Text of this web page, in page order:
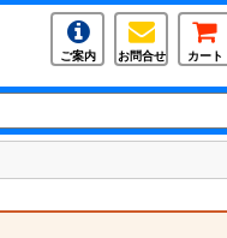
ご案内 お問合せ カート